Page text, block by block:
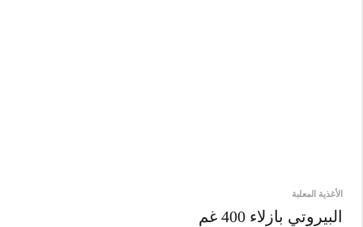
الأغذية المعلبة
البيروتي بازلاء 400 غم